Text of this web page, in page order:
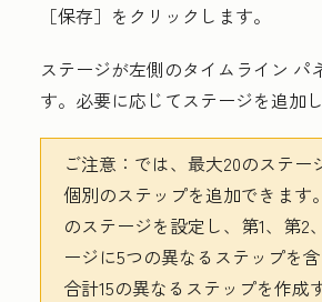
［保存］ をクリックします。
ステージが左側のタイムライン パ
す。必要に応じてステージを追加し
ご注意： では、最大20のステー
個別のステップを追加できます
のステージを設定し、第1、第2
ージに5つの異なるステップを含
合計15の異なるステップを作成